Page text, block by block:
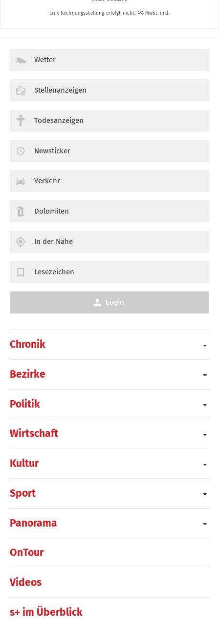
Chronik
Bezirke
Politik
Wirtschaft
Kultur
Sport
Panorama
OnTour
Videos
s+ im Überblick
Wetter
Stellenanzeigen
Todesanzeigen
Newsticker
Verkehr
Dolomiten
In der Nähe
Lesezeichen
Login